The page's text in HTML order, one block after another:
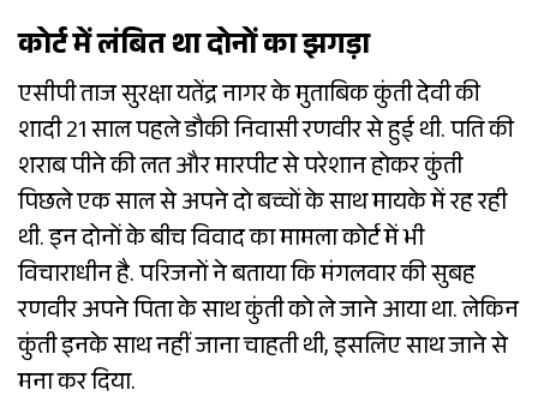
कोर्ट में लंबित था दोनों का झगड़ा
एसीपी ताज सुरक्षा यतेंद्र नागर के मुताबिक कुंती देवी की
शादी 21 साल पहले डौकी निवासी रणवीर से हुई थी. पति की
शराब पीने की लत और मारपीट से परेशान होकर कुंती
पिछले एक साल से अपने दो बच्चों के साथ मायके में रह रही
थी. इन दोनों के बीच विवाद का मामला कोर्ट में भी
विचाराधीन है. परिजनों ने बताया कि मंगलवार की सुबह
रणवीर अपने पिता के साथ कुंती को ले जाने आया था. लेकिन
कुंती इनके साथ नहीं जाना चाहती थी, इसलिए साथ जाने से
मना कर दिया.